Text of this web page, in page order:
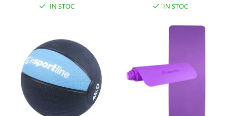
Termometre copii si bebe
IN STOC IN STOC